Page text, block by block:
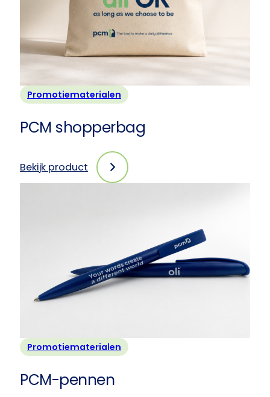
Promotiematerialen
PCM shopperbag
Bekijk product
:
Promotiematerialen
PCM-pennen